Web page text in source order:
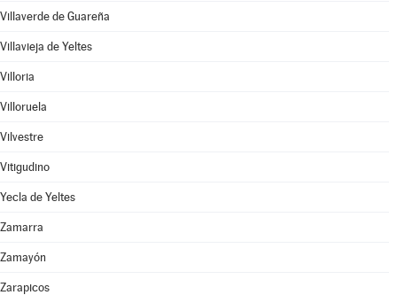
Villaverde de Guareña
Villavieja de Yeltes
Villoria
Villoruela
Vilvestre
Vitigudino
Yecla de Yeltes
Zamarra
Zamayón
Zarapicos